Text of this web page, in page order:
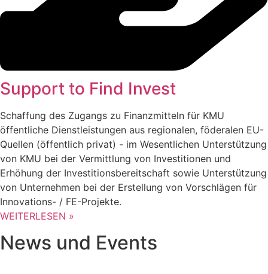
Support to Find Invest
Schaffung des Zugangs zu Finanzmitteln für KMU
öffentliche Dienstleistungen aus regionalen, föderalen EU-
Quellen (öffentlich privat) - im Wesentlichen Unterstützung
von KMU bei der Vermittlung von Investitionen und
Erhöhung der Investitionsbereitschaft sowie Unterstützung
von Unternehmen bei der Erstellung von Vorschlägen für
Innovations- / FE-Projekte.
WEITERLESEN »
News und Events